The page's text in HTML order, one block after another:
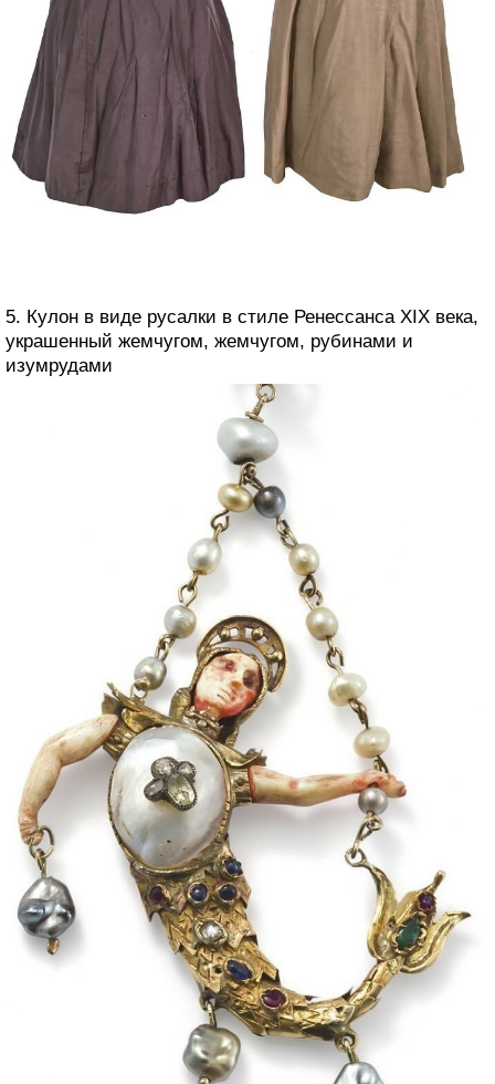
5. Кулон в виде русалки в стиле Ренессанса XIX века,
украшенный жемчугом, жемчугом, рубинами и
изумрудами